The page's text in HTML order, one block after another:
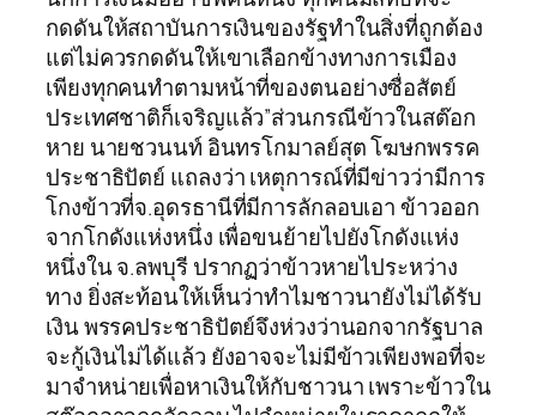
กดดันให้สถาบันการเงินของรัฐทำในสิ่งที่ถูกต้อง
แต่ไม่ควรกดดันให้เขาเลือกข้างทางการเมือง
เพียงทุกคนทำตามหน้าที่ของตนอย่างซื่อสัตย์
ประเทศชาติก็เจริญแล้ว”ส่วนกรณีข้าวในสต๊อก
หาย นายชวนนท์ อินทรโกมาลย์สุต โฆษกพรรค
ประชาธิปัตย์ แถลงว่า เหตุการณ์ที่มีข่าวว่ามีการ
โกงข้าวที่จ.อุดรธานีที่มีการลักลอบเอา ข้าวออก
จากโกดังแห่งหนึ่ง เพื่อขนย้ายไปยังโกดังแห่ง
หนึ่งใน จ.ลพบุรี ปรากฏว่าข้าวหายไประหว่าง
ทาง ยิ่งสะท้อนให้เห็นว่าทำไมชาวนายังไม่ได้รับ
เงิน พรรคประชาธิปัตย์จึงห่วงว่านอกจากรัฐบาล
จะกู้เงินไม่ได้แล้ว ยังอาจจะไม่มีข้าวเพียงพอที่จะ
มาจำหน่ายเพื่อหาเงินให้กับชาวนา เพราะข้าวใน